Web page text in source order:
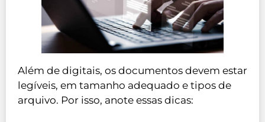
Além de digitais, os documentos devem estar
legíveis, em tamanho adequado e tipos de
arquivo. Por isso, anote essas dicas: